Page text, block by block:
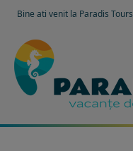
Bine ati venit la Paradis Tours